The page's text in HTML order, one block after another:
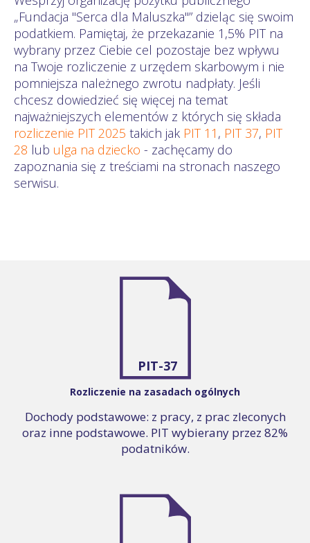
„Fundacja "Serca dla Maluszka"” dzieląc się swoim
podatkiem. Pamiętaj, że przekazanie 1,5% PIT na
wybrany przez Ciebie cel pozostaje bez wpływu
na Twoje rozliczenie z urzędem skarbowym i nie
pomniejsza należnego zwrotu nadpłaty. Jeśli
chcesz dowiedzieć się więcej na temat
najważniejszych elementów z których się składa
rozliczenie PIT 2025 takich jak PIT 11 , PIT 37, PIT
28 lub ulga na dziecko - zachęcamy do
zapoznania się z treściami na stronach naszego
serwisu.
PIT-37
Rozliczenie na zasadach ogólnych
Dochody podstawowe: z pracy, z prac zleconych
oraz inne podstawowe. PIT wybierany przez 82%
podatników.